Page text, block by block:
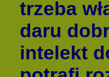
trzeba
daru
intelekt